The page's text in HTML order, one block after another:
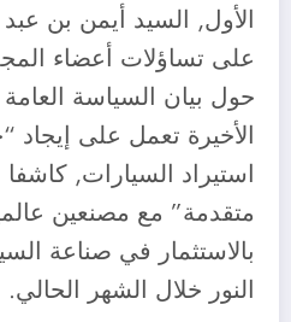
الأول, السيد أيمن بن
على تساؤلات أعضاء
حول بيان السياسة
الأخيرة تعمل على
استيراد السيارات,
متقدمة” مع مصنعين
بالاستثمار في صناعة
النور خلال الشهر الحالي.